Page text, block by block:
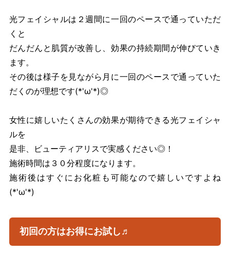
光フェイシャルは２週間に一回のペースで通っていただ
くと
だんだんと肌質が改善し、効果の持続期間が伸びていき
ます。
その後は様子を見ながら月に一回のペースで通っていた
だくのが理想です(*'ω'*)◎
女性に嬉しいたくさんの効果が期待できる光フェイシャ
ルを
是非、ビューティアリスで実感ください◎！
施術時間は３０分程度になります。
施術後はすぐにお化粧も可能なので嬉しいですよね
(*'ω'*)
初回の方はお得にお試し♬